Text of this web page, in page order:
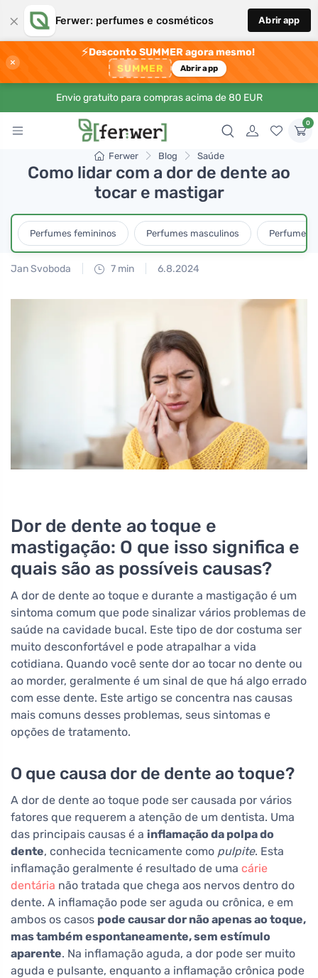
× Ferwer: perfumes e cosméticos Abrir app
×
⚡Desconto SUMMER agora mesmo!
SUMMER Abrir app
Envio gratuito para compras acima de 80 EUR
0
Ferwer Blog Saúde
Como lidar com a dor de dente ao
tocar e mastigar
Perfumes femininos Perfumes masculinos Perfumes
Jan Svoboda 7 min 6.8.2024
Dor de dente ao toque e
mastigação: O que isso significa e
quais são as possíveis causas?
A dor de dente ao toque e durante a mastigação é um
sintoma comum que pode sinalizar vários problemas de
saúde na cavidade bucal. Este tipo de dor costuma ser
muito desconfortável e pode atrapalhar a vida
cotidiana. Quando você sente dor ao tocar no dente ou
ao morder, geralmente é um sinal de que há algo errado
com esse dente. Este artigo se concentra nas causas
mais comuns desses problemas, seus sintomas e
opções de tratamento.
O que causa dor de dente ao toque?
A dor de dente ao toque pode ser causada por vários
fatores que requerem a atenção de um dentista. Uma
das principais causas é a inflamação da polpa do
dente, conhecida tecnicamente como pulpite. Esta
inflamação geralmente é resultado de uma cárie
dentária não tratada que chega aos nervos dentro do
dente. A inflamação pode ser aguda ou crônica, e em
ambos os casos pode causar dor não apenas ao toque,
mas também espontaneamente, sem estímulo
aparente. Na inflamação aguda, a dor pode ser muito
aguda e pulsante, enquanto a inflamação crônica pode